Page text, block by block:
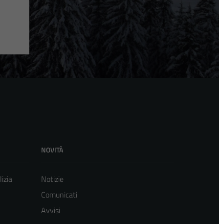
NOVITÀ
Notizie
Comunicati
Avvisi